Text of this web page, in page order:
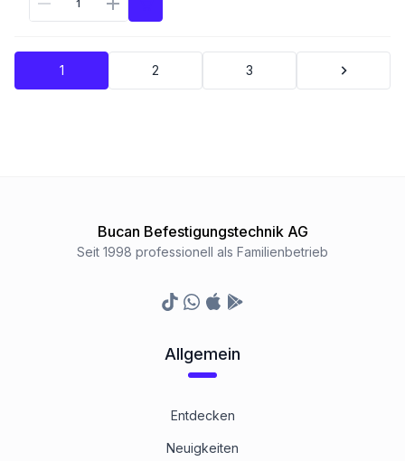
1 2 3
Bucan Befestigungstechnik AG
Seit 1998 professionell als Familienbetrieb
TikTokWhatsapp
Appstore
Google Play Store
Allgemein
Entdecken
Neuigkeiten